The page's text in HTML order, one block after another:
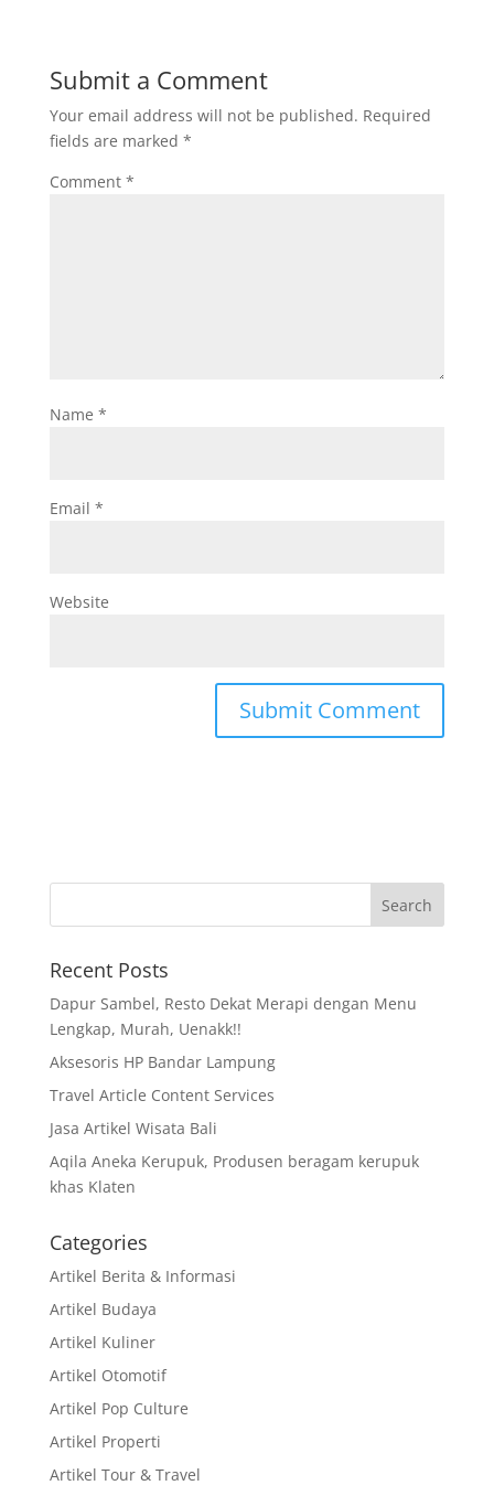
Submit a Comment
Your email address will not be published. Required
fields are marked *
Comment *
Name *
Email *
Website
Recent Posts
Dapur Sambel, Resto Dekat Merapi dengan Menu
Lengkap, Murah, Uenakk!!
Aksesoris HP Bandar Lampung
Travel Article Content Services
Jasa Artikel Wisata Bali
Aqila Aneka Kerupuk, Produsen beragam kerupuk
khas Klaten
Categories
Artikel Berita & Informasi
Artikel Budaya
Artikel Kuliner
Artikel Otomotif
Artikel Pop Culture
Artikel Properti
Artikel Tour & Travel